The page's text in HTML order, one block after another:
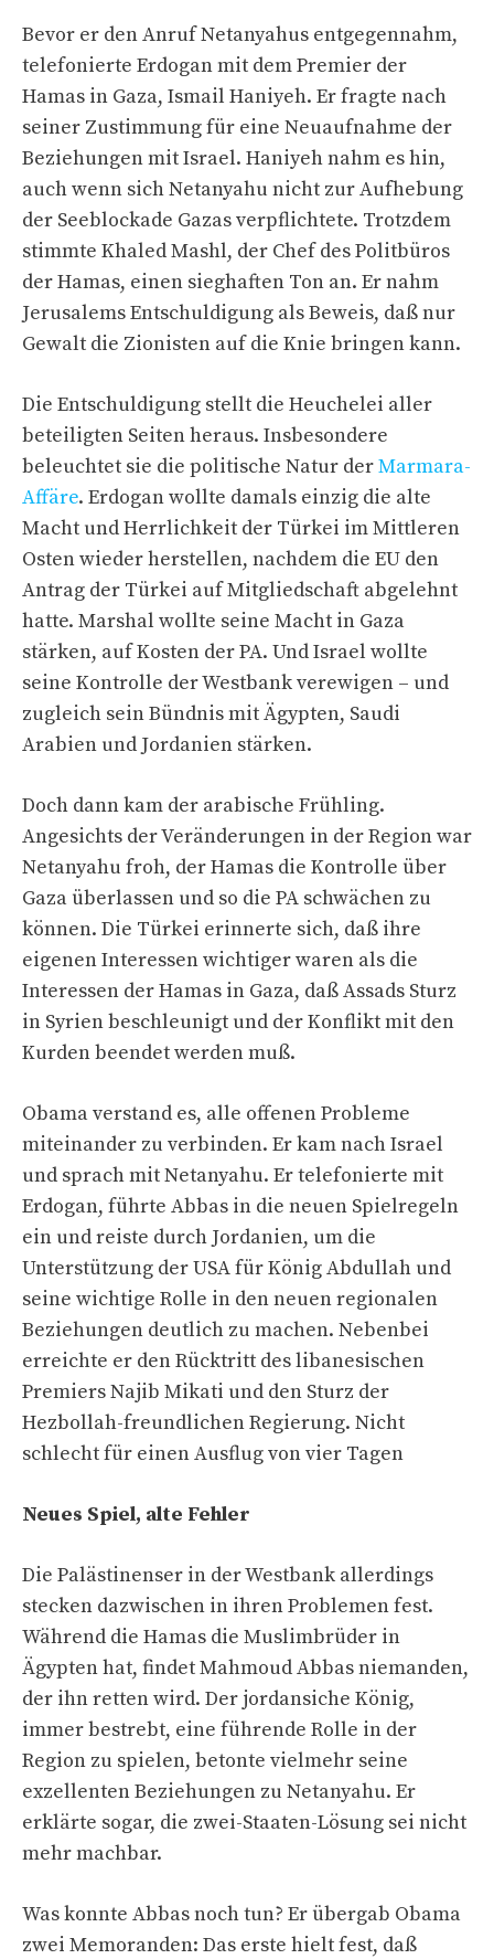
Bevor er den Anruf Netanyahus entgegennahm,
telefonierte Erdogan mit dem Premier der
Hamas in Gaza, Ismail Haniyeh. Er fragte nach
seiner Zustimmung für eine Neuaufnahme der
Beziehungen mit Israel. Haniyeh nahm es hin,
auch wenn sich Netanyahu nicht zur Aufhebung
der Seeblockade Gazas verpflichtete. Trotzdem
stimmte Khaled Mashl, der Chef des Politbüros
der Hamas, einen sieghaften Ton an. Er nahm
Jerusalems Entschuldigung als Beweis, daß nur
Gewalt die Zionisten auf die Knie bringen kann.
Die Entschuldigung stellt die Heuchelei aller
beteiligten Seiten heraus. Insbesondere
beleuchtet sie die politische Natur derMarmara-
Affäre. Erdogan wollte damals einzig die alte
Macht und Herrlichkeit der Türkei im Mittleren
Osten wieder herstellen, nachdem die EU den
Antrag der Türkei auf Mitgliedschaft abgelehnt
hatte. Marshal wollte seine Macht in Gaza
stärken, auf Kosten der PA. Und Israel wollte
seine Kontrolle der Westbank verewigen – und
zugleich sein Bündnis mit Ägypten, Saudi
Arabien und Jordanien stärken.
Doch dann kam der arabische Frühling.
Angesichts der Veränderungen in der Region war
Netanyahu froh, der Hamas die Kontrolle über
Gaza überlassen und so die PA schwächen zu
können. Die Türkei erinnerte sich, daß ihre
eigenen Interessen wichtiger waren als die
Interessen der Hamas in Gaza, daß Assads Sturz
in Syrien beschleunigt und der Konflikt mit den
Kurden beendet werden muß.
Obama verstand es, alle offenen Probleme
miteinander zu verbinden. Er kam nach Israel
und sprach mit Netanyahu. Er telefonierte mit
Erdogan, führte Abbas in die neuen Spielregeln
ein und reiste durch Jordanien, um die
Unterstützung der USA für König Abdullah und
seine wichtige Rolle in den neuen regionalen
Beziehungen deutlich zu machen. Nebenbei
erreichte er den Rücktritt des libanesischen
Premiers Najib Mikati und den Sturz der
Hezbollah-freundlichen Regierung. Nicht
schlecht für einen Ausflug von vier Tagen
Neues Spiel, alte Fehler
Die Palästinenser in der Westbank allerdings
stecken dazwischen in ihren Problemen fest.
Während die Hamas die Muslimbrüder in
Ägypten hat, findet Mahmoud Abbas niemanden,
der ihn retten wird. Der jordansiche König,
immer bestrebt, eine führende Rolle in der
Region zu spielen, betonte vielmehr seine
exzellenten Beziehungen zu Netanyahu. Er
erklärte sogar, die zwei-Staaten-Lösung sei nicht
mehr machbar.
Was konnte Abbas noch tun? Er übergab Obama
zwei Memoranden: Das erste hielt fest, daß